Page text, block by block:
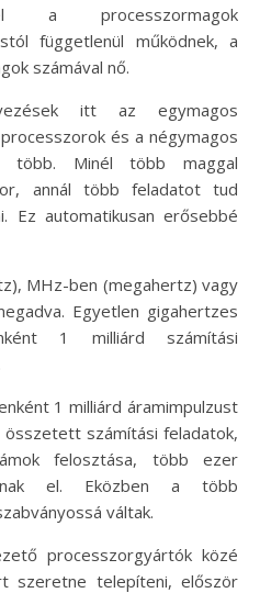
a processzormagok
függetlenül működnek, a
számával nő.
itt az egymagos
és a négymagos
több. Minél több maggal
annál több feladatot tud
Ez automatikusan erősebbé
MHz-ben (megahertz) vagy
Egyetlen gigahertzes
1 milliárd számítási
1 milliárd áramimpulzust
számítási feladatok,
felosztása, több ezer
el. Eközben a több
váltak.
processzorgyártók közé
szeretne telepíteni, először